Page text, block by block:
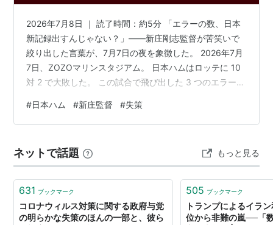
2026年7月8日 ｜ 読了時間：約5分 「エラーの数、日本
新記録出すんじゃない？」——新庄剛志監督が苦笑いで
絞り出した言葉が、7月7日の夜を象徴した。 2026年7月
7日、ZOZOマリンスタジアム。 日本ハムはロッテに 10
対 2 で大敗した。 この試合で飛び出した 3 つのエラー
数は 53 個になり、12球団で断トツのワーストだ。 「53
個」という数字を見て「日本記録に近いのでは」と感じ
はない—— 1個のエラーが必ず1点に変わる、その「連
鎖」の方だ。 この記事でわかること 今日の3つの…
#日本ハム #新庄監督 #失策
ネットで話題 もっと見る
631 ブックマーク
コロナウィルス対策に関する政府与党
の明らかな失策のほんの一部と、彼ら
505 ブックマーク
トランプによるイラ
位から非難の嵐──「